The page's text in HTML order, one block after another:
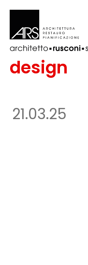
design
21.03.25